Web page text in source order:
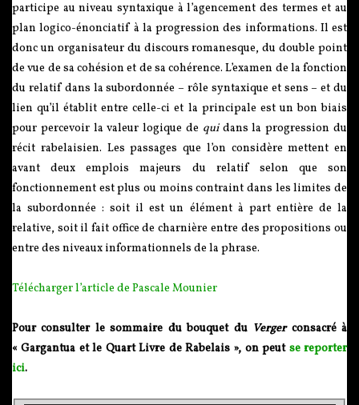
participe au niveau syntaxique à l’agencement des termes et au
plan logico-énonciatif à la progression des informations. Il est
donc un organisateur du discours romanesque, du double point
de vue de sa cohésion et de sa cohérence. L’examen de la fonction
du relatif dans la subordonnée – rôle syntaxique et sens – et du
lien qu’il établit entre celle-ci et la principale est un bon biais
pour percevoir la valeur logique de quidans la progression du
récit rabelaisien. Les passages que l’on considère mettent en
avant deux emplois majeurs du relatif selon que son
fonctionnement est plus ou moins contraint dans les limites de
la subordonnée : soit il est un élément à part entière de la
relative, soit il fait office de charnière entre des propositions ou
entre des niveaux informationnels de la phrase.
Télécharger l’article de Pascale Mounier
Pour consulter le sommaire du bouquet du Vergerconsacré à
« Gargantua et le Quart Livre de Rabelais », on peut se reporter
ici.